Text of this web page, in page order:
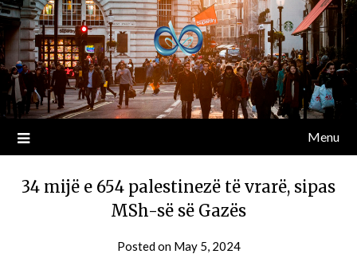
Menu
34 mijë e 654 palestinezë të vrarë, sipas
MSh-së së Gazës
Posted on May 5, 2024